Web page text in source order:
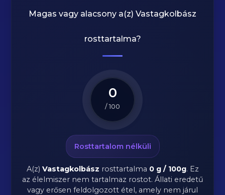
Magas vagy alacsony a(z) Vastagkolbász
rosttartalma?
0
/ 100
Rosttartalom nélküli
A(z) Vastagkolbász rosttartalma 0 g / 100g. Ez
az élelmiszer nem tartalmaz rostot. Állati eredetű
vagy erősen feldolgozott étel, amely nem járul